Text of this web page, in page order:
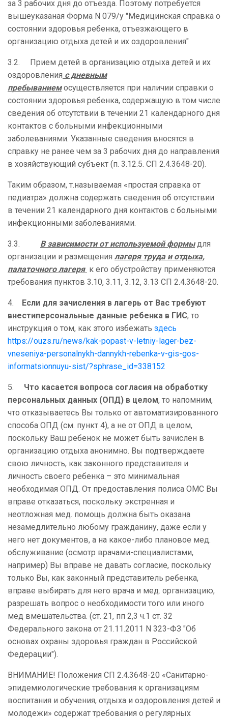
за 3 рабочих дня до отъезда. Поэтому потребуется
вышеуказаная Форма N 079/у "Медицинская справка о
состоянии здоровья ребенка, отъезжающего в
организацию отдыха детей и их оздоровления"
3.2. Прием детей в организацию отдыха детей и их
оздоровления с дневным
пребываниемосуществляется при наличии справки о
состоянии здоровья ребенка, содержащую в том числе
сведения об отсутствии в течении 21 календарного дня
контактов с больными инфекционными
заболеваниями. Указанные сведения вносятся в
справку не ранее чем за 3 рабочих дня до направления
в хозяйствующий субъект (п. 3.12.5. СП 2.4.3648-20).
Таким образом, т.называемая «простая справка от
педиатра» должна содержать сведения об отсутствии
в течении 21 календарного дня контактов с больными
инфекционными заболеваниями.
3.3. В зависимости от используемой формыдля
организации и размещения лагеря труда и отдыха,
палаточного лагеря к его обустройству применяются
требования пунктов 3.10, 3.11, 3.12, 3.13 СП 2.4.3648-20.
4. Если для зачисления в лагерь от Вас требуют
внестиперсональные данные ребенка в ГИС, то
инструкция о том, как этого избежать здесь
https://ouzs.ru/news/kak-popast-v-letniy-lager-bez-
vneseniya-personalnykh-dannykh-rebenka-v-gis-gos-
informatsionnuyu-sist/?sphrase_id=338152
5. Что касается вопроса согласия на обработку
персональных данных (ОПД) в целом, то напомним,
что отказываетесь Вы только от автоматизированного
способа ОПД (см. пункт 4), а не от ОПД в целом,
поскольку Ваш ребенок не может быть зачислен в
организацию отдыха анонимно. Вы подтверждаете
свою личность, как законного представителя и
личность своего ребенка – это минимальная
необходимая ОПД. От предоставления полиса ОМС Вы
вправе отказаться, поскольку экстренная и
неотложная мед. помощь должна быть оказана
незамедлительно любому гражданину, даже если у
него нет документов, а на какое-либо плановое мед.
обслуживание (осмотр врачами-специалистами,
например) Вы вправе не давать согласие, поскольку
только Вы, как законный представитель ребенка,
вправе выбирать для него врача и мед. организацию,
разрешать вопрос о необходимости того или иного
мед вмешательства. (ст. 21, пп 2,3 ч.1 ст. 32
Федерального закона от 21.11.2011 N 323-ФЗ "Об
основах охраны здоровья граждан в Российской
Федерации").
ВНИМАНИЕ! Положения СП 2.4.3648-20 «Санитарно-
эпидемиологические требования к организациям
воспитания и обучения, отдыха и оздоровления детей и
молодежи» содержат требования о регулярных